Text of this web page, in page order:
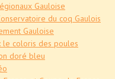
Gauloise
du coq Gaulois
Gauloise
le coloris des poules
doré bleu